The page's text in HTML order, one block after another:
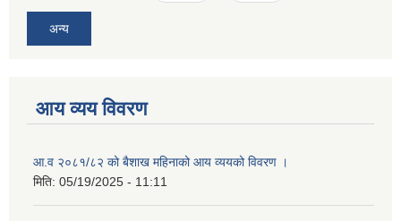
अन्य
आय व्यय विवरण
आ.व २०८१/८२ को बैशाख महिनाको आय व्ययको विवरण ।
मिति: 05/19/2025 - 11:11